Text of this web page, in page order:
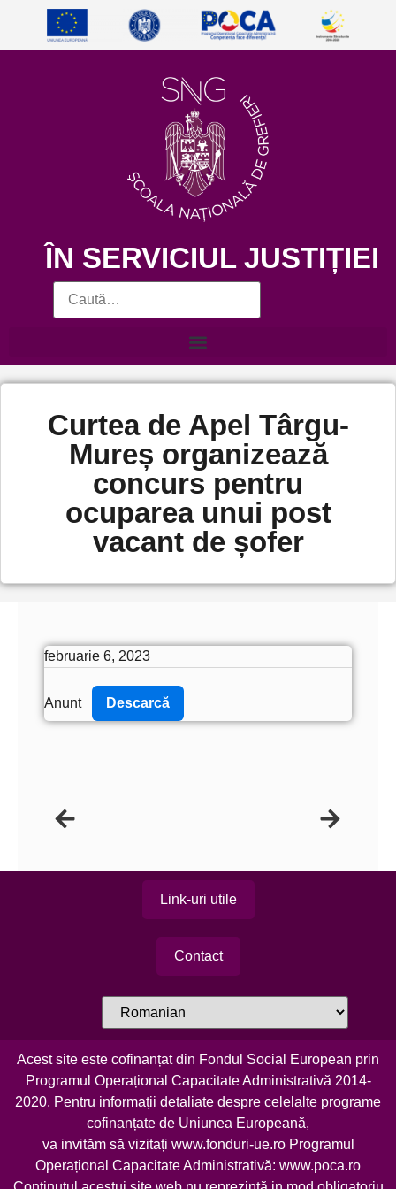
ÎN SERVICIUL JUSTIȚIEI
Curtea de Apel Târgu-
Mureș organizează
concurs pentru
ocuparea unui post
vacant de șofer
februarie 6, 2023
Anunt Descarcă
Link-uri utile
Contact
Acest site este cofinanțat din Fondul Social European prin
Programul Operațional Capacitate Administrativă 2014-
2020. Pentru informații detaliate despre celelalte programe
cofinanțate de Uniunea Europeană,
va invităm să vizitați www.fonduri-ue.roProgramul
Operațional Capacitate Administrativă: www.poca.ro